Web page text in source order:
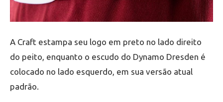
A Craft estampa seu logo em preto no lado direito
do peito, enquanto o escudo do Dynamo Dresden é
colocado no lado esquerdo, em sua versão atual
padrão.